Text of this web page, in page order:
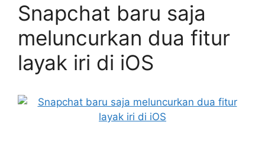
Snapchat baru saja
meluncurkan dua fitur
layak iri di iOS